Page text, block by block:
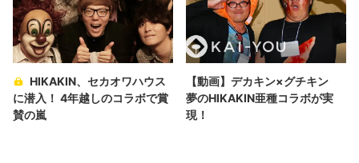
HIKAKIN、セカオワハウス
に潜入！ 4年越しのコラボで賞
賛の嵐
【動画】デカキン×グチキン
夢のHIKAKIN亜種コラボが実
現！